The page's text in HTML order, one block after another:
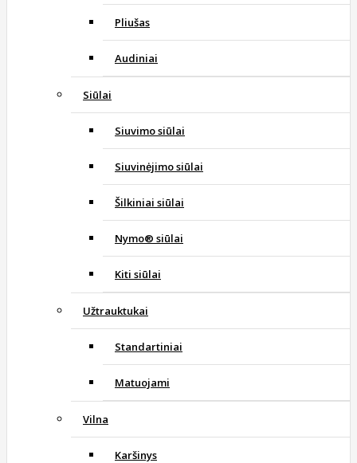
Pliušas
Audiniai
Siūlai
Siuvimo siūlai
Siuvinėjimo siūlai
Šilkiniai siūlai
Nymo® siūlai
Kiti siūlai
Užtrauktukai
Standartiniai
Matuojami
Vilna
Karšinys